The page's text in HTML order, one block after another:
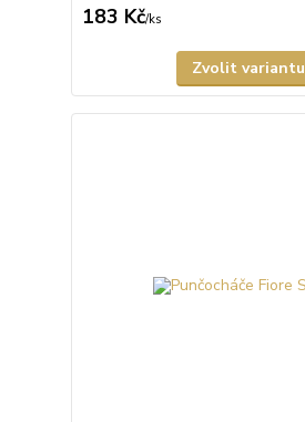
183 Kč/ks
Zvolit variantu